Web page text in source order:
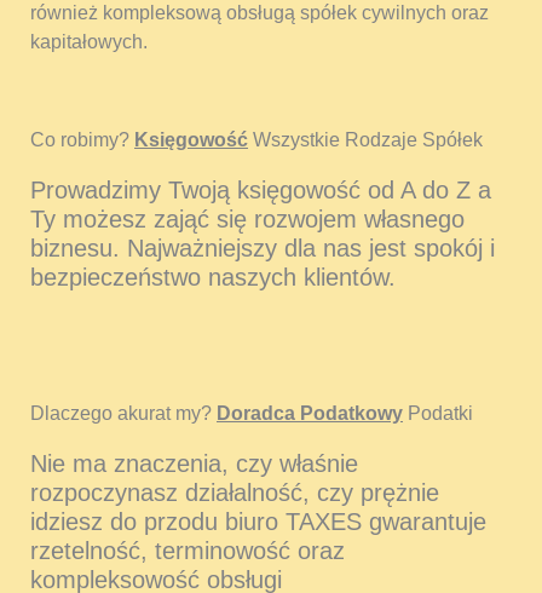
również kompleksową obsługą spółek cywilnych oraz
kapitałowych.
Co robimy? Księgowość Wszystkie Rodzaje Spółek
Prowadzimy Twoją księgowość od A do Z a
Ty możesz zająć się rozwojem własnego
biznesu. Najważniejszy dla nas jest spokój i
bezpieczeństwo naszych klientów.
Dlaczego akurat my? Doradca Podatkowy Podatki
Nie ma znaczenia, czy właśnie
rozpoczynasz działalność, czy prężnie
idziesz do przodu biuro TAXES gwarantuje
rzetelność, terminowość oraz
kompleksowość obsługi